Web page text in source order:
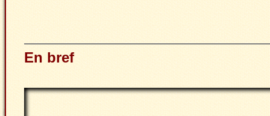
En bref